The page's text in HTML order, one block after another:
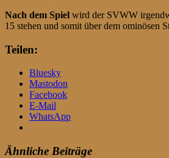
Nach dem Spiel wird der SVWW
15 stehen und somit über dem ominösen
Teilen:
Bluesky
Mastodon
Facebook
E-Mail
WhatsApp
Ähnliche Beiträge